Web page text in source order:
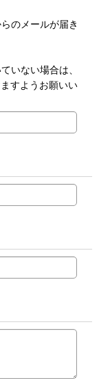
のメールが届き
いない場合は、
すようお願いい